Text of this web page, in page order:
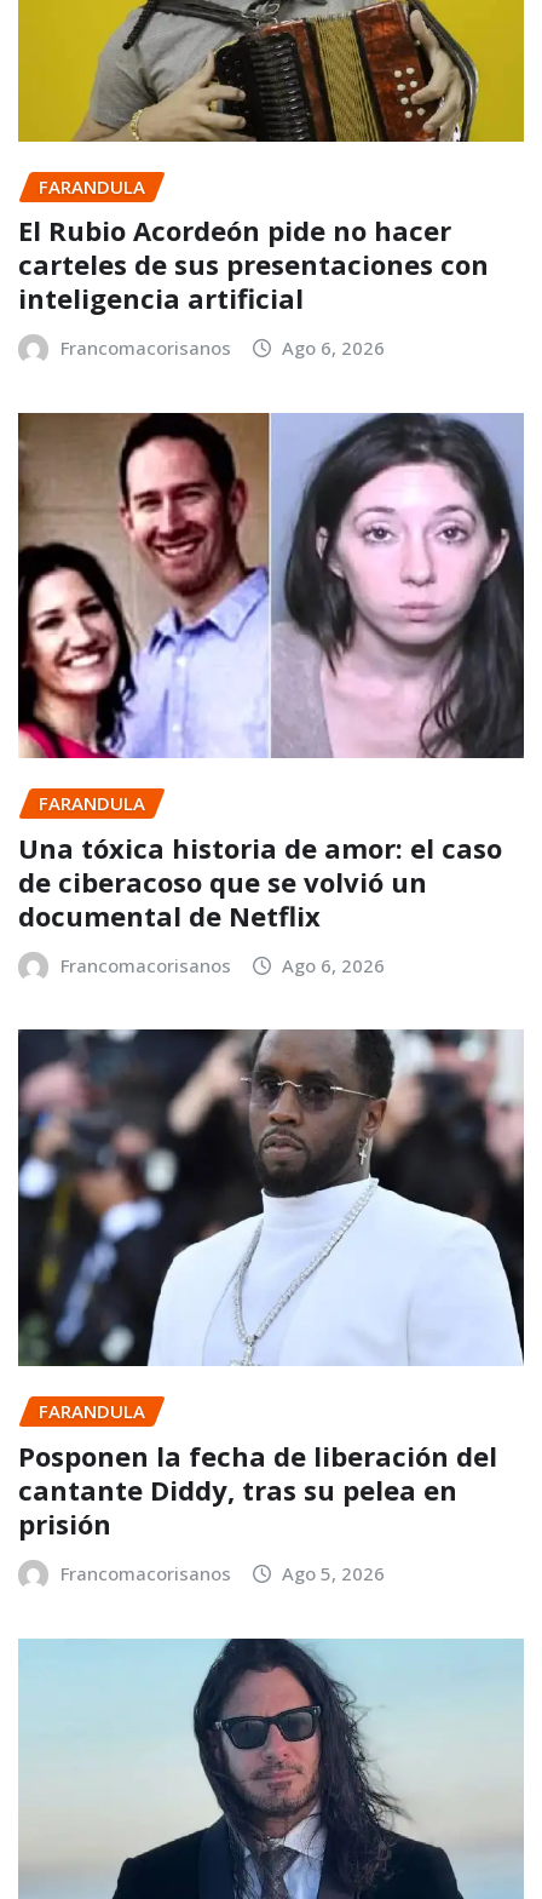
FARANDULA
El Rubio Acordeón pide no hacer
carteles de sus presentaciones con
inteligencia artificial
Francomacorisanos Ago 6, 2026
FARANDULA
Una tóxica historia de amor: el caso
de ciberacoso que se volvió un
documental de Netflix
Francomacorisanos Ago 6, 2026
FARANDULA
Posponen la fecha de liberación del
cantante Diddy, tras su pelea en
prisión
Francomacorisanos Ago 5, 2026